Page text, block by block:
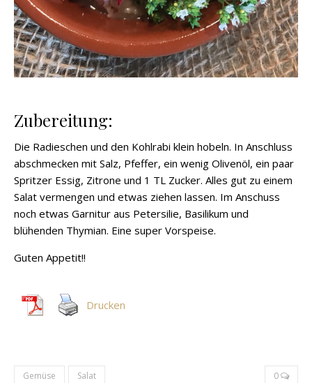
Zubereitung:
Die Radieschen und den Kohlrabi klein hobeln. In Anschluss
abschmecken mit Salz, Pfeffer, ein wenig Olivenöl, ein paar
Spritzer Essig, Zitrone und 1 TL Zucker. Alles gut zu einem
Salat vermengen und etwas ziehen lassen. Im Anschuss
noch etwas Garnitur aus Petersilie, Basilikum und
blühenden Thymian. Eine super Vorspeise.
Guten Appetit!!
Drucken
Gemüse Salat 0